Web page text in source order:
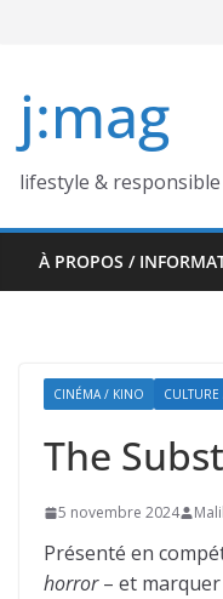
j:mag
lifestyle &
À PROPOS /
CINÉMA / KINO
The
5 novembre 2024
Présenté en
horror– et marquer